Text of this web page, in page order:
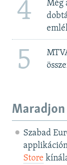
4
Még
5
Szabad
Store